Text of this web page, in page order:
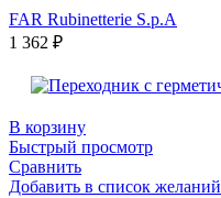
FAR Rubinetterie S.p.A
1 362 ₽
В корзину
Быстрый просмотр
Сравнить
Добавить в список желаний